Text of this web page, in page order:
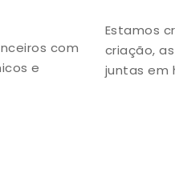
com
e
Estamos
criação,
juntas em